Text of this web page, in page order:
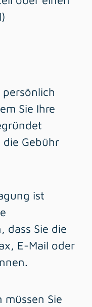
Sie Ihre
Gebühr
ist
dass Sie die
E-Mail oder
müssen Sie